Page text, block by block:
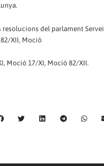
del parlament Servei
XII, Moció
Moció 17/XI, Moció 82/XII.